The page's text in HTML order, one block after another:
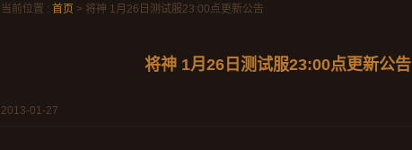
当前位置 : 首页 > 将神 1月26日测试服23:00点更新公告
将神 1月26日测试服23:00点更新公告
2013-01-27